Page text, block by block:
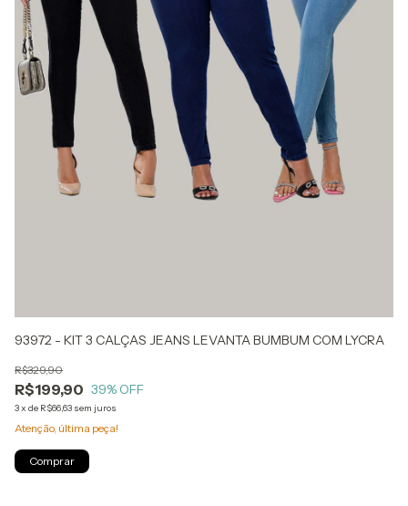
93972 - KIT 3 CALÇAS JEANS LEVANTA BUMBUM COM LYCRA
R$199,90
R$329,90
39% OFF
3x de R$66,63 sem juros
Atenção, última peça!
Comprar